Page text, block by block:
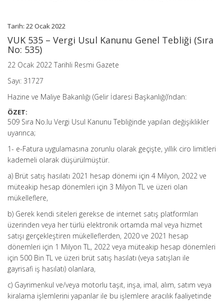
Tarih: 22 Ocak 2022
VUK 535 – Vergi Usul Kanunu Genel Tebliği (Sıra
No: 535)
22 Ocak 2022 Tarihli Resmi Gazete
Sayı: 31727
Hazine ve Maliye Bakanlığı (Gelir İdaresi Başkanlığı)’ndan:
ÖZET:
509 Sıra No.lu Vergi Usul Kanunu Tebliğinde yapılan değişiklikler
uyarınca;
1- e-Fatura uygulamasına zorunlu olarak geçişte, yıllık ciro limitleri
kademeli olarak düşürülmüştür.
a) Brüt satış hasılatı 2021 hesap dönemi için 4 Milyon, 2022 ve
müteakip hesap dönemleri için 3 Milyon TL ve üzeri olan
mükelleflere,
b) Gerek kendi siteleri gerekse de internet satış platformları
üzerinden veya her türlü elektronik ortamda mal veya hizmet
satışı gerçekleştiren mükelleflerden, 2020 ve 2021 hesap
dönemleri için 1 Milyon TL, 2022 veya müteakip hesap dönemleri
için 500 Bin TL ve üzeri brüt satış hasılatı (veya satışları ile
gayrisafi iş hasılatı) olanlara,
c) Gayrimenkul ve/veya motorlu taşıt, inşa, imal, alım, satım veya
kiralama işlemlerini yapanlar ile bu işlemlere aracılık faaliyetinde